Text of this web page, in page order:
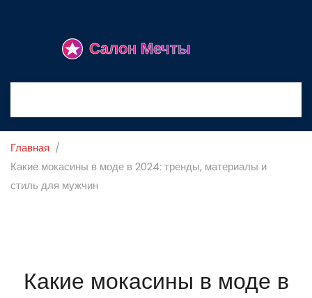
Главная
Какие мокасины в моде в 2024: тренды, материалы и
стиль для мужчин
Какие мокасины в моде в